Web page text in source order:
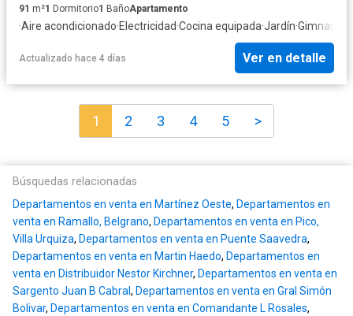
91 m²1 Dormitorio1 BañoApartamento
·Aire acondicionado·Electricidad·Cocina equipada·Jardín·Gimnasio
Actualizado hace 4 días Ver en detalle
1 2 3 4 5 >
Búsquedas relacionadas
Departamentos en venta en Martínez Oeste, Departamentos en
venta en Ramallo, Belgrano, Departamentos en venta en Pico,
Villa Urquiza, Departamentos en venta en Puente Saavedra,
Departamentos en venta en Martin Haedo, Departamentos en
venta en Distribuidor Nestor Kirchner, Departamentos en venta en
Sargento Juan B Cabral, Departamentos en venta en Gral Simón
Bolivar, Departamentos en venta en Comandante L Rosales,